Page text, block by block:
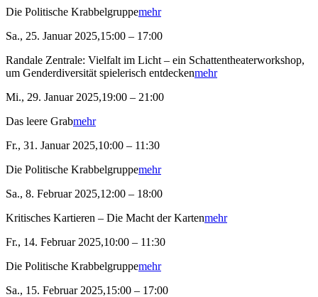
Die Politische Krabbelgruppemehr
Sa., 25. Januar 2025,15:00 – 17:00
Randale Zentrale: Vielfalt im Licht – ein Schattentheaterworkshop,
um Genderdiversität spielerisch entdeckenmehr
Mi., 29. Januar 2025,19:00 – 21:00
Das leere Grabmehr
Fr., 31. Januar 2025,10:00 – 11:30
Die Politische Krabbelgruppemehr
Sa., 8. Februar 2025,12:00 – 18:00
Kritisches Kartieren – Die Macht der Kartenmehr
Fr., 14. Februar 2025,10:00 – 11:30
Die Politische Krabbelgruppemehr
Sa., 15. Februar 2025,15:00 – 17:00